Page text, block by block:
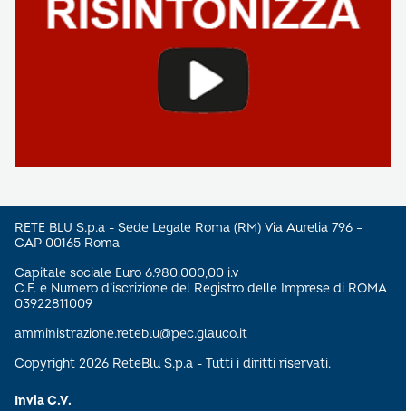
RETE BLU S.p.a - Sede Legale Roma (RM) Via Aurelia 796 –
CAP 00165 Roma
Capitale sociale Euro 6.980.000,00 i.v
C.F. e Numero d’iscrizione del Registro delle Imprese di ROMA
03922811009
amministrazione.reteblu@pec.glauco.it
Copyright 2026 ReteBlu S.p.a - Tutti i diritti riservati.
Invia C.V.